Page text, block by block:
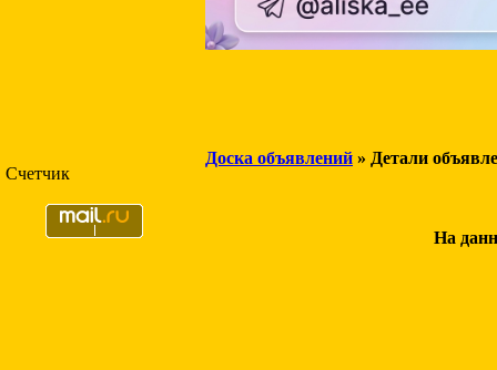
Счетчик
Доска объявлений » Детали
На